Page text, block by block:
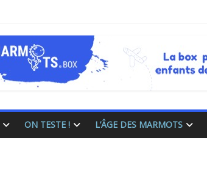
ON TESTE ! L’ÂGE DES MARMOTS